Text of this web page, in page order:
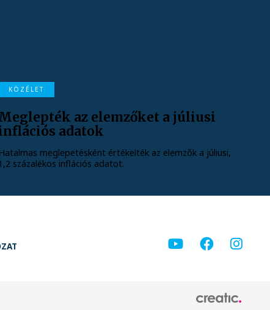
KÖZÉLET
az elemzőket a júliusi
adatok
Hatalmas meglepetésként értékelték az elemzők a júliusi,
százalékos inflációs adatot.